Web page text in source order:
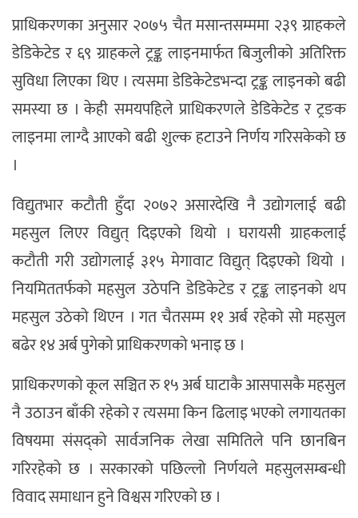
प्राधिकरणका अनुसार २०७५ चैत मसान्तसम्ममा २३९ ग्राहकले
डेडिकेटेड र ६९ ग्राहकले ट्रङ्क लाइनमार्फत बिजुलीको अतिरिक्त
सुविधा लिएका थिए । त्यसमा डेडिकेटेडभन्दा ट्रङ्क लाइनको बढी
समस्या छ । केही समयपहिले प्राधिकरणले डेडिकेटेड र ट्रङक
लाइनमा लाग्दै आएको बढी शुल्क हटाउने निर्णय गरिसकेको छ
।
विद्युतभार कटौती हुँदा २०७२ असारदेखि नै उद्योगलाई बढी
महसुल लिएर विद्युत् दिइएको थियो । घरायसी ग्राहकलाई
कटौती गरी उद्योगलाई ३१५ मेगावाट विद्युत् दिइएको थियो ।
नियमिततर्फको महसुल उठेपनि डेडिकेटेड र ट्रङ्क लाइनको थप
महसुल उठेको थिएन । गत चैतसम्म ११ अर्ब रहेको सो महसुल
बढेर १४ अर्ब पुगेको प्राधिकरणको भनाइ छ ।
प्राधिकरणको कूल सञ्चित रु १५ अर्ब घाटाकै आसपासकै महसुल
नै उठाउन बाँकी रहेको र त्यसमा किन ढिलाइ भएको लगायतका
विषयमा संसद्को सार्वजनिक लेखा समितिले पनि छानबिन
गरिरहेको छ । सरकारको पछिल्लो निर्णयले महसुलसम्बन्धी
विवाद समाधान हुने विश्वस गरिएको छ ।